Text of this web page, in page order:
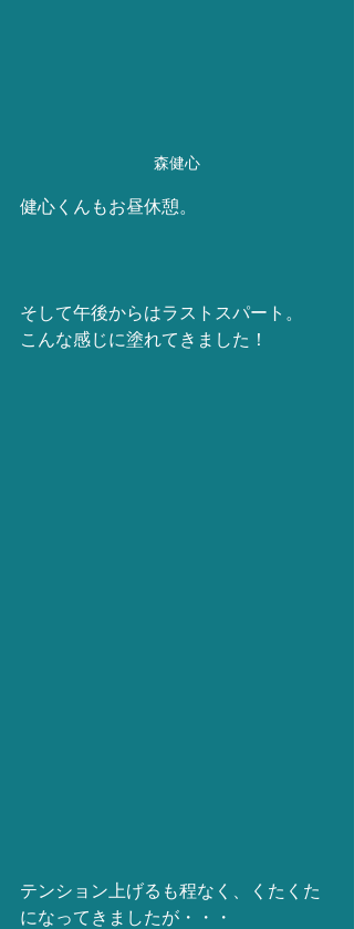
森健心
健心くんもお昼休憩。
そして午後からはラストスパート。
こんな感じに塗れてきました！
テンション上げるも程なく、くたくた
になってきましたが・・・